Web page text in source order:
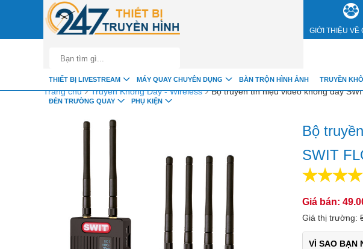
Trang chủ › Truyền Không Dây - Wireless › Bộ truyền tín hiệu video không dây
Bộ
SWIT
Giá bán:
Giá thị trường:
VÌ SAO BẠN
GIỚI THIỆU VỀ
THIẾT BỊ LIVESTREAM MÁY QUAY CHUYÊN DỤNG BÀN TRỘN HÌNH ẢNH TRUYỀN
ĐÈN TRƯỜNG QUAY PHỤ KIỆN